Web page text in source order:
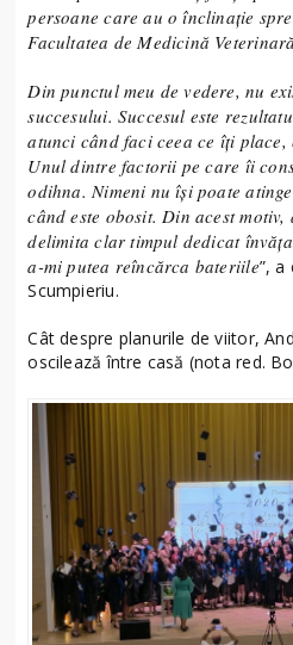
persoane care au o înclinație
Facultatea de Medicină
Din punctul meu de vedere, nu
succesului. Succesul este
atunci când faci ceea ce îți
Unul dintre factorii pe care îi
odihna. Nimeni nu își poate
când este obosit. Din acest
delimita clar timpul dedicat
a-mi putea reîncărca bateriile”, a
Scumpieriu.
Cât despre planurile de viitor,
oscilează între casă (nota red.